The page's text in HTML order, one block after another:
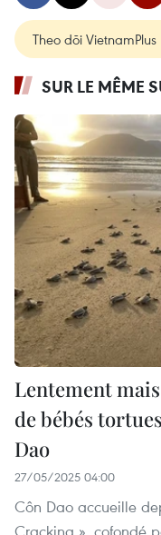
Theo dõi VietnamPlus
SUR LE MÊME
Lentement
de bébés
Dao
27/05/2025 04:00
Côn Dao accueille
Cracking », cofondé